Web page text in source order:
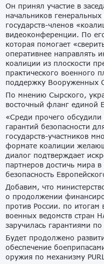
Он принял участие в
начальников
государств-членов
видеоконференции. По
которая помогает
оперативнее направлять
коалиции из плоскости
практического военного
поддержку Вооруженных
По мнению Сырского,
восточный фланг единой
«Среди прочего обсудили
гарантий безопасности
государств-участников
формате коалиции
диалог подтверждает
партнеров достичь мира
безопасность
Добавим, что
о продолжении
против России. по итогам
военных ведомств стран
заручилась гарантиями
Будет продолжено
обеспечение
оружия по механизму